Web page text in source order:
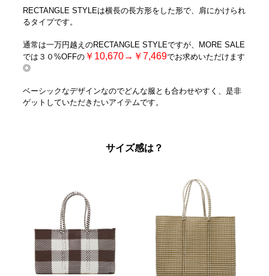
RECTANGLE STYLEは横長の長方形をした形で、肩にかけられ
るタイプです。
通常は一万円越えのRECTANGLE STYLEですが、MORE SALE
では３０%OFFの ￥10,670→￥7,469でお求めいただけます
◎
ベーシックなデザインなのでどんな服とも合わせやすく、是非
ゲットしていただきたいアイテムです。
サイズ感は？